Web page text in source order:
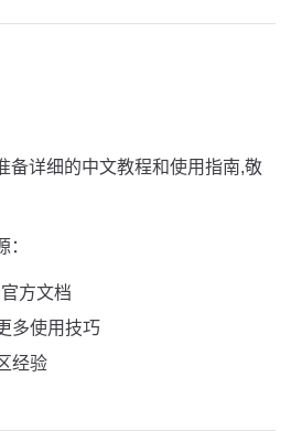
备详细的中文教程和使用指南,敬
方文档
多使用技巧
经验